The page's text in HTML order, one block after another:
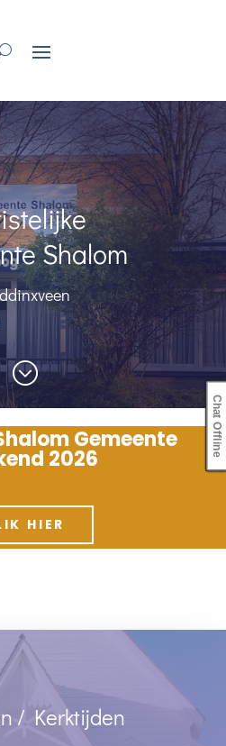
Shalom
;
Gemeente
2026
HIER
/ Kerktijden
Chat Offline